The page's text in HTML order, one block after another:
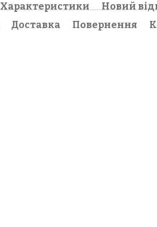
Характеристики
Новий
Доставка Повернення